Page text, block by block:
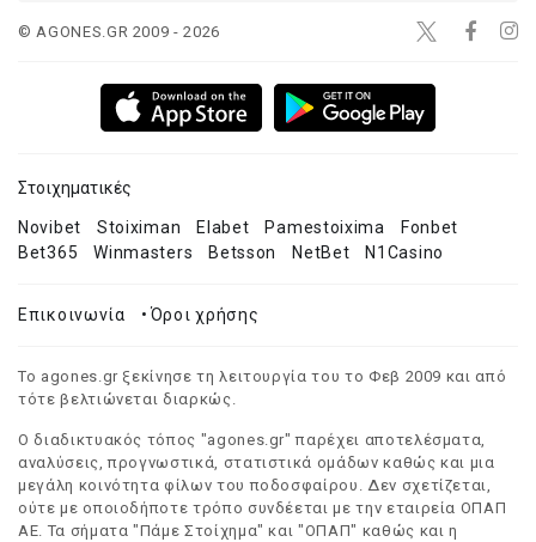
© AGONES.GR 2009 - 2026
Στοιχηματικές
Novibet Stoiximan Elabet Pamestoixima
Fonbet
Bet365
Winmasters Betsson NetBet N1Casino
Επικοινωνία •Όροι χρήσης
Το agones.gr ξεκίνησε τη λειτουργία του το Φεβ 2009 και από
τότε βελτιώνεται διαρκώς.
Ο διαδικτυακός τόπος "agones.gr" παρέχει αποτελέσματα,
αναλύσεις, προγνωστικά, στατιστικά ομάδων καθώς και μια
μεγάλη κοινότητα φίλων του ποδοσφαίρου. Δεν σχετίζεται,
ούτε με οποιοδήποτε τρόπο συνδέεται με την εταιρεία ΟΠΑΠ
ΑΕ. Τα σήματα "Πάμε Στοίχημα" και "ΟΠΑΠ" καθώς και η